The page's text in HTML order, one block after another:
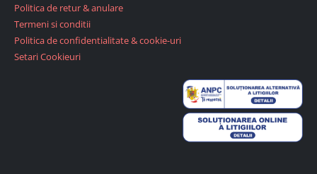
Politica de retur & anulare
Termeni si conditii
Politica de confidentialitate & cookie-uri
Setari Cookieuri